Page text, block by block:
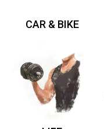
CAR & BIKE